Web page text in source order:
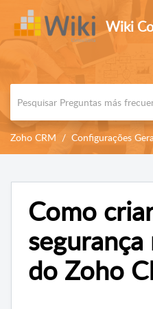
Wiki
Zoho CRM Configurações
Como
do Zoho